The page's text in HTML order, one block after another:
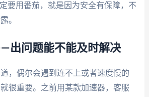
要用番茄，就是因为安全有保障，不
。
出问题能不能及时解决
，偶尔会遇到连不上或者速度慢的
很重要。之前用某款加速器，客服